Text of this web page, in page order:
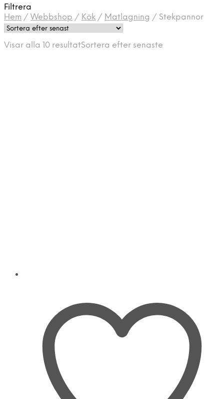
Filtrera
Hem / Webbshop / Kök / Matlagning / Stekpannor
Visar alla 10 resultatSortera efter senaste